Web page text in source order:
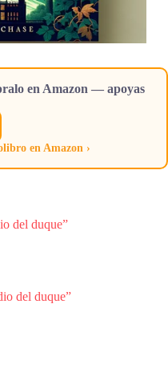
en Amazon — apoyas
en Amazon ›
del duque”
del duque”